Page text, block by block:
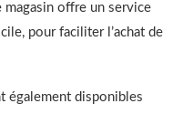
offre un service
pour faciliter l’achat de
également disponibles